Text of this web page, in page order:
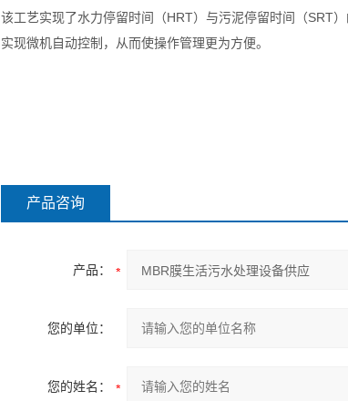
该工艺实现了水力停留时间（HRT）与污泥停留时间（SRT
实现微机自动控制，从而使操作管理更为方便。
产品咨询
产品：
您的单位：
您的姓名：